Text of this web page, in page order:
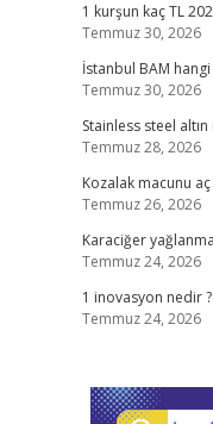
1 kurşun kaç TL
Temmuz 30, 2026
İstanbul BAM
Temmuz 30, 2026
Stainless steel altın
Temmuz 28, 2026
Kozalak macunu aç
Temmuz 26, 2026
Karaciğer
Temmuz 24, 2026
1 inovasyon nedir ?
Temmuz 24, 2026